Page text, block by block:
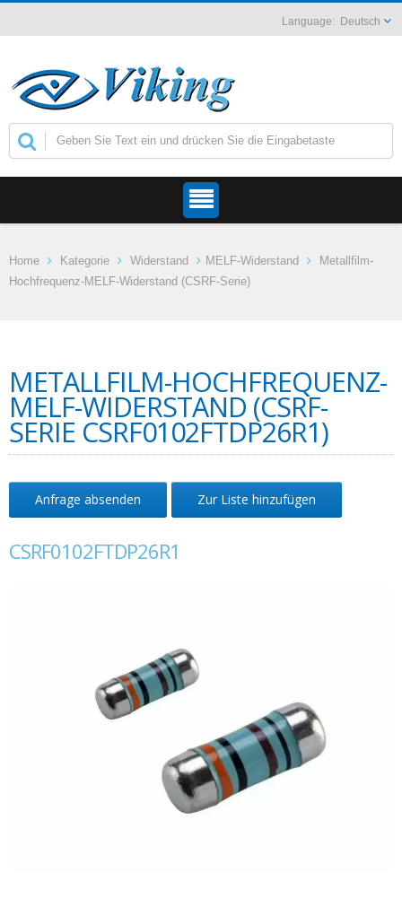
Deutsch
Home Kategorie Widerstand MELF-Widerstand
Metallfilm-
Hochfrequenz-MELF-Widerstand (CSRF-Serie)
METALLFILM-HOCHFREQUENZ-
MELF-WIDERSTAND (CSRF-
SERIE CSRF0102FTDP26R1)
Anfrage absenden Zur Liste hinzufügen
CSRF0102FTDP26R1